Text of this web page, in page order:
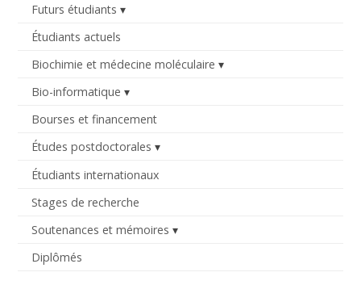
Futurs étudiants
Étudiants actuels
Biochimie et médecine moléculaire
Bio-informatique
Bourses et financement
Études postdoctorales
Étudiants internationaux
Stages de recherche
Soutenances et mémoires
Diplômés